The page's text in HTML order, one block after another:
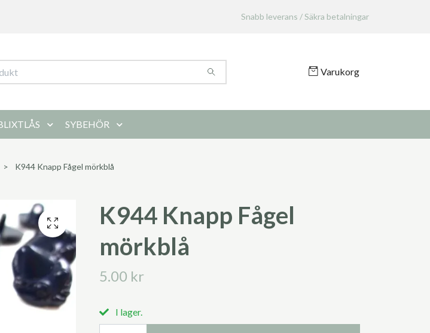
Snabb leverans / Säkra betalningar
Varukorg
SYBEHÖR
K944 Knapp Fågel mörkblå
K944 Knapp Fågel
mörkblå
5.00 kr
I lager.